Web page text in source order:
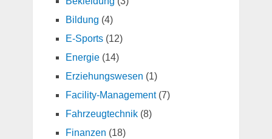
Bildung (4)
E-Sports(12)
Energie(14)
Erziehungswesen (1)
Facility-Management(7)
Fahrzeugtechnik(8)
Finanzen (18)